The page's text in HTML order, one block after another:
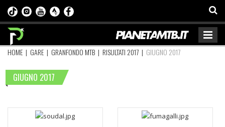
HOME | GARE | GRANFONDO MTB | RISULTATI 2017 | GIUGNO 2017
GIUGNO 2017